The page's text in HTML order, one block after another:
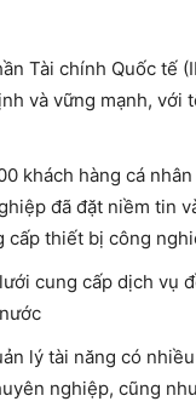
Tài chính Quốc tế
và vững mạnh, với
khách hàng cá
đã đặt niềm tin
cấp thiết bị công
cung cấp dịch vụ
lý tài năng có
nghiệp, cũng